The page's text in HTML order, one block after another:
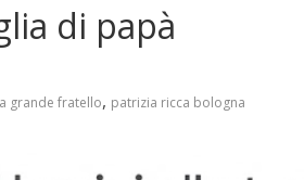
di papà
grande fratello, patrizia ricca bologna